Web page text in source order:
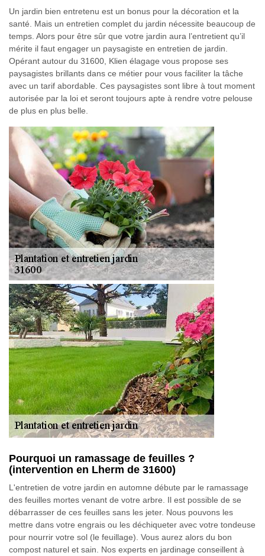
Un jardin bien entretenu est un bonus pour la décoration et la
santé. Mais un entretien complet du jardin nécessite beaucoup de
temps. Alors pour être sûr que votre jardin aura l’entretient qu’il
mérite il faut engager un paysagiste en entretien de jardin.
Opérant autour du 31600, Klien élagage vous propose ses
paysagistes brillants dans ce métier pour vous faciliter la tâche
avec un tarif abordable. Ces paysagistes sont libre à tout moment
autorisée par la loi et seront toujours apte à rendre votre pelouse
de plus en plus belle.
Pourquoi un ramassage de feuilles ?
(intervention en Lherm de 31600)
L'entretien de votre jardin en automne débute par le ramassage
des feuilles mortes venant de votre arbre. Il est possible de se
débarrasser de ces feuilles sans les jeter. Nous pouvons les
mettre dans votre engrais ou les déchiqueter avec votre tondeuse
pour nourrir votre sol (le feuillage). Vous aurez alors du bon
compost naturel et sain. Nos experts en jardinage conseillent à